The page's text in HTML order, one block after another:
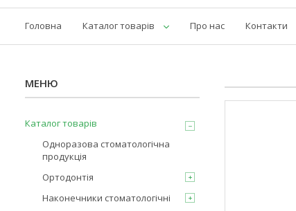
Головна Каталог товарів Про нас Контакти
Каталог товарів
Одноразова стоматологічна
продукція
Ортодонтія
Наконечники стоматологічні